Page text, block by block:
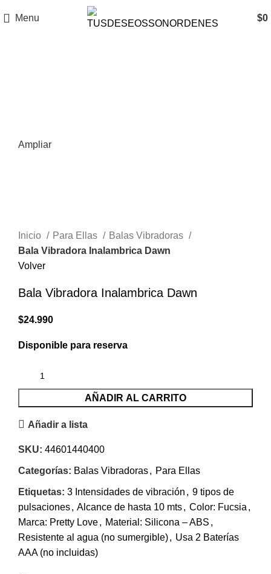
Menu $0
Ampliar
Inicio Para Ellas
Balas Vibradoras
Bala Vibradora Inalambrica Dawn
Volver
Bala Vibradora Inalambrica Dawn
$24.990
Disponible para reserva
AÑADIR AL CARRITO
Añadir a lista
SKU: 44601440400
Categorías: Balas Vibradoras, Para Ellas
Etiquetas: 3 Intensidades de vibración , 9 tipos de
pulsaciones, Alcance de hasta 10 mts, Color: Fucsia ,
Marca: Pretty Love, Material: Silicona – ABS ,
Resistente al agua (no sumergible), Usa 2 Baterías
AAA (no incluidas)